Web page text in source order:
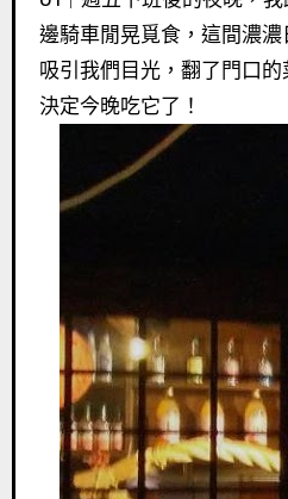
邊騎車閒晃覓食，這間濃
吸引我們目光，翻了門口
決定今晚吃它了！